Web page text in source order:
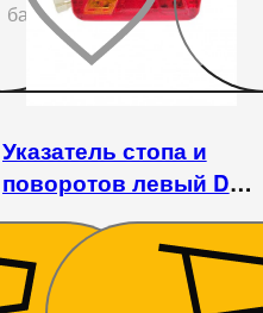
бажаного
Указатель стопа и
поворотов левый DW
240/244 АНТ